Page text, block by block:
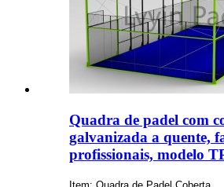
Quadra de padel com
galvanizada a quente,
profissionais, modelo